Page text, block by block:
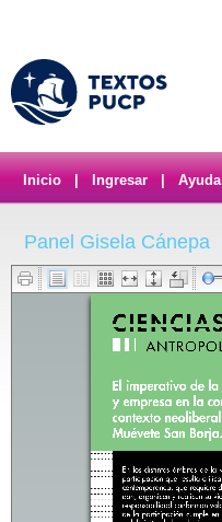
Inicio Ingresar Ayuda
Panel Gisela Cánepa